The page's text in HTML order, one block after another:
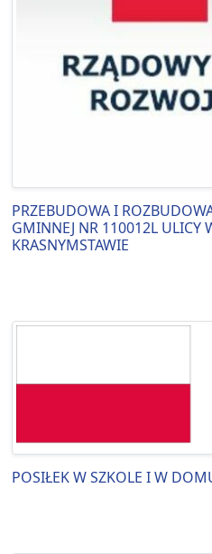
PRZEBUDOWA I
GMINNEJ NR 110012L ULICY
KRASNYMSTAWIE
POSIŁEK W SZKOLE I W